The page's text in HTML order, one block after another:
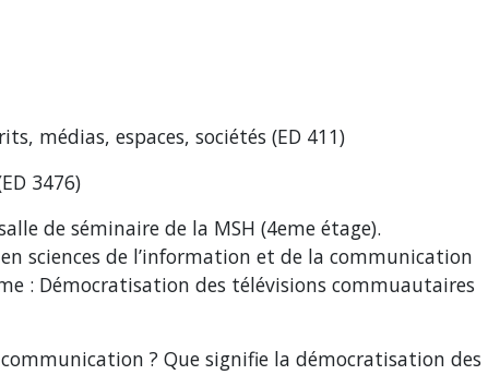
médias, espaces, sociétés (ED 411)
3476)
de séminaire de la MSH (4eme étage).
sciences de l’information et de la communication
: Démocratisation des télévisions commuautaires
? Que signifie la démocratisation des